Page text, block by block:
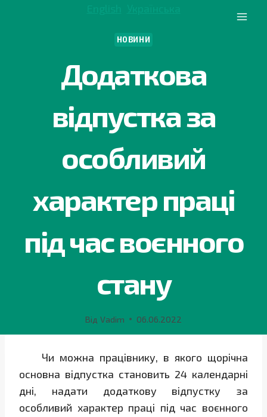
НОВИНИ
Додаткова
відпустка за
особливий
характер праці
під час воєнного
стану
Від Vadim 06.06.2022
Чи можна працівнику, в якого щорічна
основна відпустка становить 24 календарні
дні, надати додаткову відпустку за
особливий характер праці під час воєнного